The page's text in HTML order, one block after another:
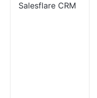
Salesflare CRM